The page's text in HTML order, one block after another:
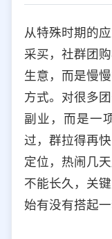
选择防红平台类型，避
iOS
选择允许访问的平台类
从特殊时期的
采买，社群团
生意，而是慢
方式。对很多
副业，而是一
过，群拉得再
定位，热闹几
不能长久，关
始有没有搭起